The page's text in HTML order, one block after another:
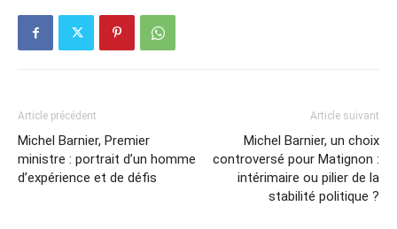
Article précédent
Michel Barnier, Premier
ministre : portrait d’un homme
d’expérience et de défis
Article suivant
Michel Barnier, un choix
controversé pour Matignon :
intérimaire ou pilier de la
stabilité politique ?